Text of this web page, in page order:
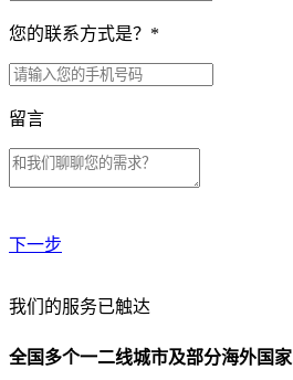
您的联系方式是？ *
留言
下一步
贵公司预算范围是？
我们的服务已触达
全国多个一二线城市及部分海外国家